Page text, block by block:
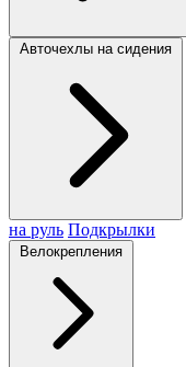
Авточехлы на сидения
на руль Подкрылки
Велокрепления